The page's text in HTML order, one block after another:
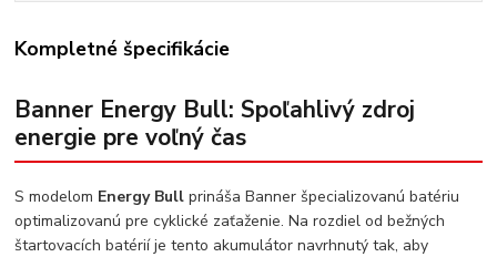
Kompletné špecifikácie
Banner Energy Bull: Spoľahlivý zdroj
energie pre voľný čas
S modelom Energy Bull prináša Banner špecializovanú batériu
optimalizovanú pre cyklické zaťaženie. Na rozdiel od bežných
štartovacích batérií je tento akumulátor navrhnutý tak, aby